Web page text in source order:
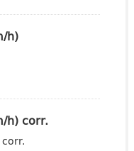
h)
h) corr.